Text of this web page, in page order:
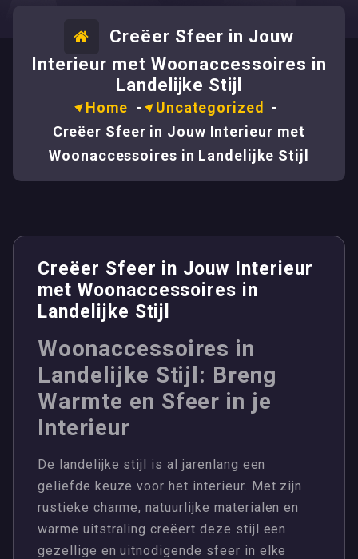
Creëer Sfeer in Jouw
Interieur met Woonaccessoires in
Landelijke Stijl
Home - Uncategorized -
Creëer Sfeer in Jouw Interieur met
Woonaccessoires in Landelijke Stijl
Creëer Sfeer in Jouw Interieur
met Woonaccessoires in
Landelijke Stijl
Woonaccessoires in
Landelijke Stijl: Breng
Warmte en Sfeer in je
Interieur
De landelijke stijl is al jarenlang een
geliefde keuze voor het interieur. Met zijn
rustieke charme, natuurlijke materialen en
warme uitstraling creëert deze stijl een
gezellige en uitnodigende sfeer in elke